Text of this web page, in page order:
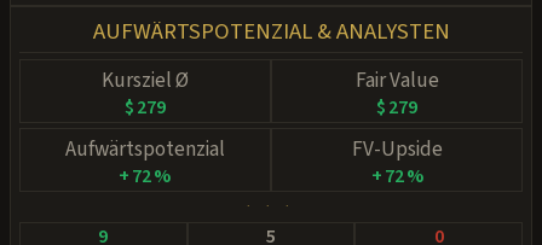
AUFWÄRTSPOTENZIAL & ANALYSTEN
Kursziel Ø
$ 279
Fair Value
$ 279
Aufwärtspotenzial
+ 72 %
FV-Upside
+ 72 %
· · ·
9 5 0